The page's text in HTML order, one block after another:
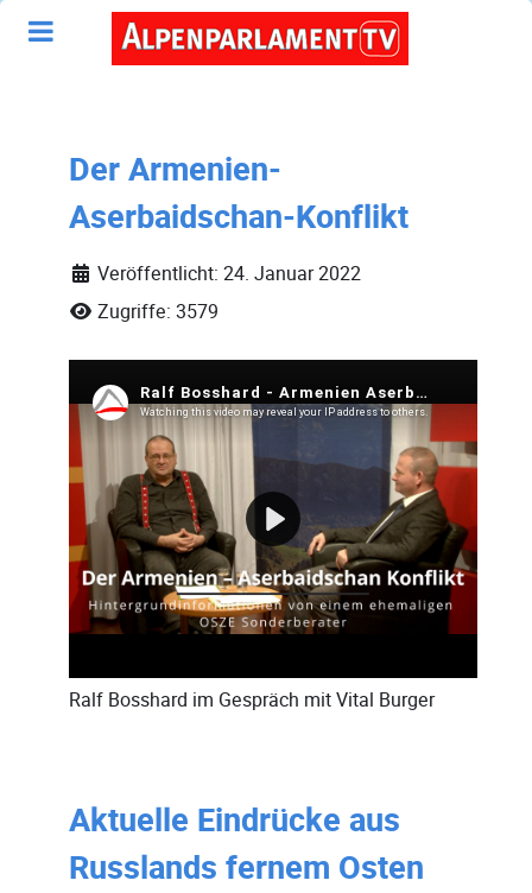
Der Armenien-
Aserbaidschan-Konflikt
Veröffentlicht: 24. Januar 2022
Zugriffe: 3579
Ralf Bosshard im Gespräch mitVital Burger
Aktuelle Eindrücke aus
Russlands fernem Osten